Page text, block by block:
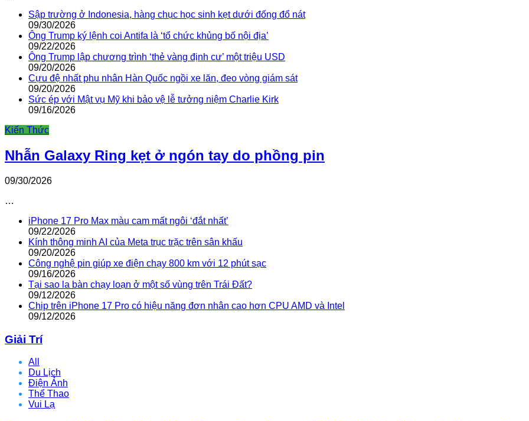
Sập trường ở Indonesia, hàng chục học sinh kẹt dưới đống đổ nát
09/30/2026
Ông Trump ký lệnh coi Antifa là ‘tổ chức khủng bố nội địa’
09/22/2026
Ông Trump lập chương trình ‘thẻ vàng định cư’ một triệu USD
09/20/2026
Cựu đệ nhất phu nhân Hàn Quốc ngồi xe lăn, đeo vòng giám sát
09/20/2026
Sức ép với Mật vụ Mỹ khi bảo vệ lễ tưởng niệm Charlie Kirk
09/16/2026
Kiến Thức
Nhẫn Galaxy Ring kẹt ở ngón tay do phồng pin
09/30/2026
…
iPhone 17 Pro Max màu cam mất ngôi ‘đắt nhất’
09/22/2026
Kính thông minh AI của Meta trục trặc trên sân khấu
09/20/2026
Công nghệ pin giúp xe điện chạy 800 km với 12 phút sạc
09/16/2026
Tại sao la bàn chạy loạn ở một số vùng trên Trái Đất?
09/12/2026
Chip trên iPhone 17 Pro có hiệu năng đơn nhân cao hơn CPU AMD và Intel
09/12/2026
Giải Trí
All
Du Lịch
Điện Ảnh
Thể Thao
Vui Lạ